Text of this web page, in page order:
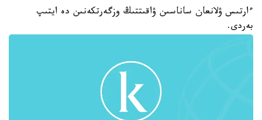
ءارتىس ۋلانعان ساناسىن ۋاقىتتىڭ وزگەرتكەنىن دە ايتىپ
بەردى.